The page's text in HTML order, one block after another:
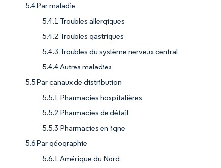
5.4 Par maladie
5.4.1 Troubles allergiques
5.4.2 Troubles gastriques
5.4.3 Troubles du système nerveux central
5.4.4 Autres maladies
5.5 Par canaux de distribution
5.5.1 Pharmacies hospitalières
5.5.2 Pharmacies de détail
5.5.3 Pharmacies en ligne
5.6 Par géographie
5.6.1 Amérique du Nord